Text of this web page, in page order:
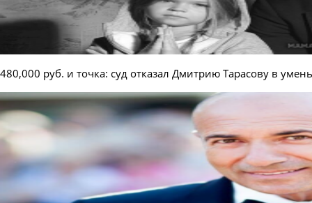
480,000 руб. и точка: суд отказал Дмитрию Тарасову в